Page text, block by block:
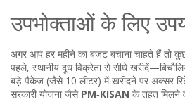
उपभोक्ताओं के लिए
अगर आप हर महीने का बजट बचाना चाहते हैं
पहले, स्थानीय दूध विक्रेता से सीधे
बड़े पैकेज (जैसे 10 लीटर) में खरीदने पर अक्सर
सरकारी योजना जैसे PM‑KISAN के तहत मिलने